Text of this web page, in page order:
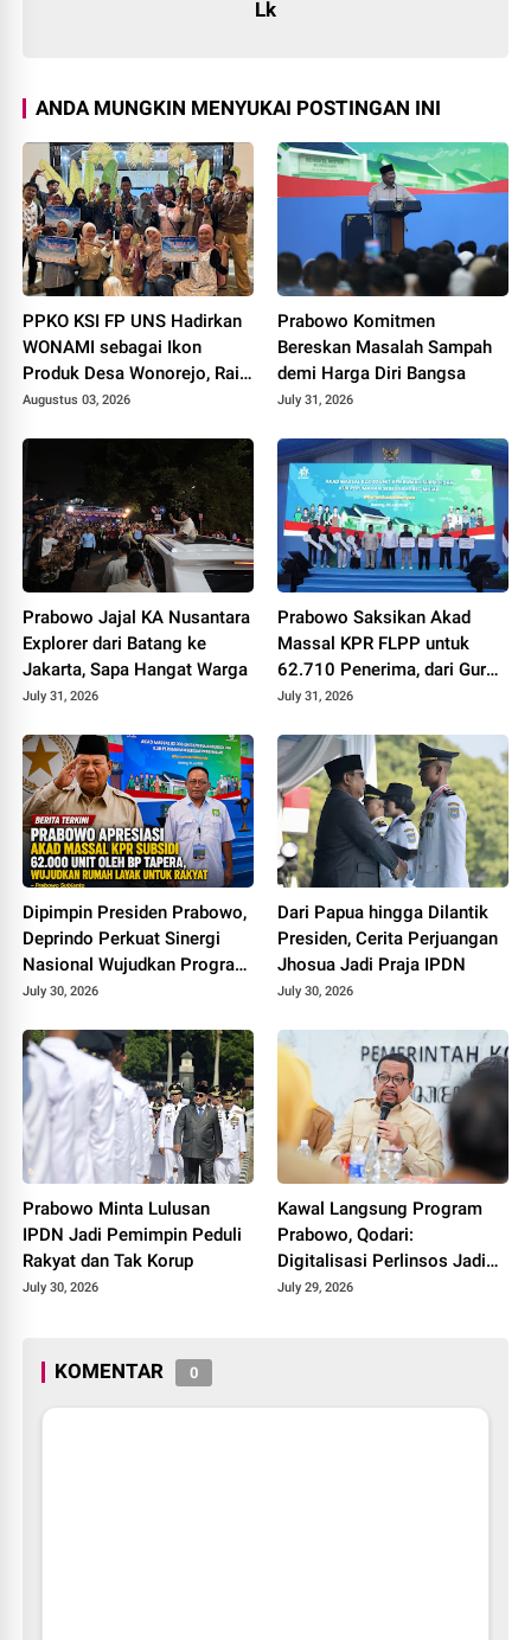
Lk
ANDA MUNGKIN MENYUKAI POSTINGAN INI
PPKO KSI FP UNS Hadirkan
WONAMI sebagai Ikon
Produk Desa Wonorejo, Raih
Tiga Penghargaan di
2026
Augustus 03, 2026
Prabowo Komitmen
Bereskan Masalah Sampah
demi Harga Diri Bangsa
July 31, 2026
Prabowo Jajal KA Nusantara
Explorer dari Batang ke
Jakarta, Sapa Hangat Warga
July 31, 2026
Prabowo Saksikan Akad
Massal KPR FLPP untuk
62.710 Penerima, dari Guru
SD hingga Pengemudi Ojol
July 31, 2026
Dipimpin Presiden Prabowo,
Deprindo Perkuat Sinergi
Nasional Wujudkan Program
3 Juta Rumah
July 30, 2026
Dari Papua hingga Dilantik
Presiden, Cerita Perjuangan
Jhosua Jadi Praja IPDN
July 30, 2026
Prabowo Minta Lulusan
IPDN Jadi Pemimpin Peduli
Rakyat dan Tak Korup
July 30, 2026
Kawal Langsung Program
Prabowo, Qodari:
Digitalisasi Perlinsos Jadi
Kunci Keadilan Penyaluran
July 29, 2026
KOMENTAR 0